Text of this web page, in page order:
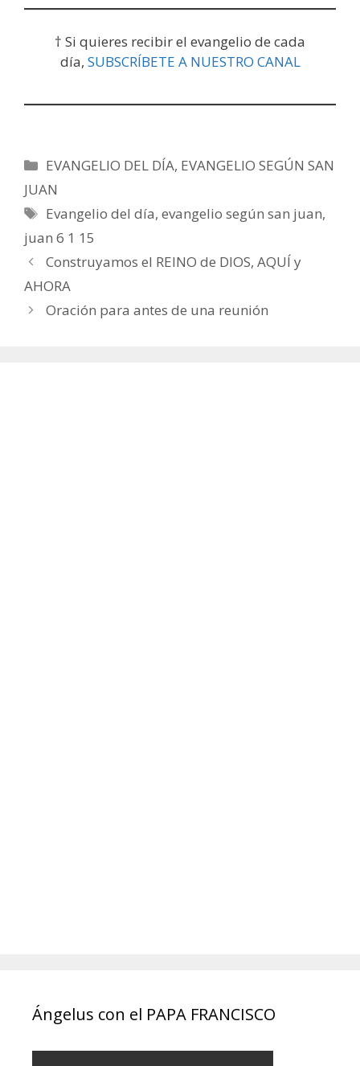
† Si quieres recibir el evangelio de cada
día, SUBSCRÍBETE A NUESTRO CANAL
Categorías
EVANGELIO DEL DÍA, EVANGELIO SEGÚN SAN
JUAN
Etiquetas
Evangelio del día,evangelio según san juan,
juan 6 1 15
Construyamos el REINO de DIOS, AQUÍ y
AHORA
Oración para antes de una reunión
Ángelus con el PAPA FRANCISCO